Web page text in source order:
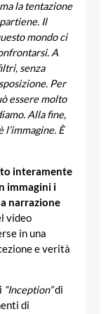
la tentazione
Il
mondo ci
A
senza
Per
essere molto
Alla fine,
È
interamente
immagini i
narrazione
video
in una
e verità
“Inception”di
di